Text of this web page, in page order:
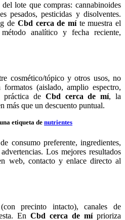
del lote que compras: cannabinoides
pesados, pesticidas y disolventes.
de Cbd cerca de míte muestra el
analítico y fecha reciente,
cosmético/tópico y otros usos, no
(aislado, amplio espectro,
práctica de Cbd cerca de mí, la
más que un descuento puntual.
etiqueta de nutrientes
consumo preferente, ingredientes,
Los mejores resultados
web, contacto y enlace directo al
precinto intacto), canales de
En Cbd cerca de míprioriza